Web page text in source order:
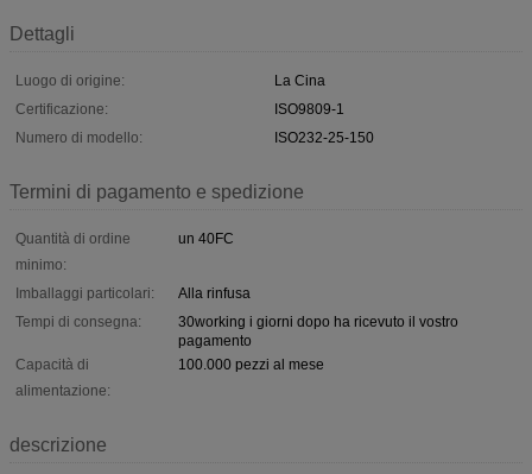
Dettagli
Luogo di origine:
La Cina
Certificazione:
ISO9809-1
Numero di modello:
ISO232-25-150
Termini di pagamento e spedizione
Quantità di ordine
minimo:
un 40FC
Imballaggi particolari:
Alla rinfusa
Tempi di consegna:
30working i giorni dopo ha ricevuto il vostro
pagamento
Capacità di
alimentazione:
100.000 pezzi al mese
descrizione